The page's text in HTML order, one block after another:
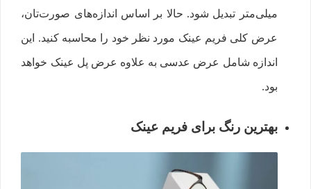
میلی‌متر تبدیل شود. حالا بر اساس اندازه‌های صورت‌تان،
عرض کلی فریم عینک مورد نظر خود را محاسبه کنید. این
اندازه شامل عرض عدسی به علاوه عرض پل عینک خواهد
بود.
بهترین رنگ برای فریم عینک